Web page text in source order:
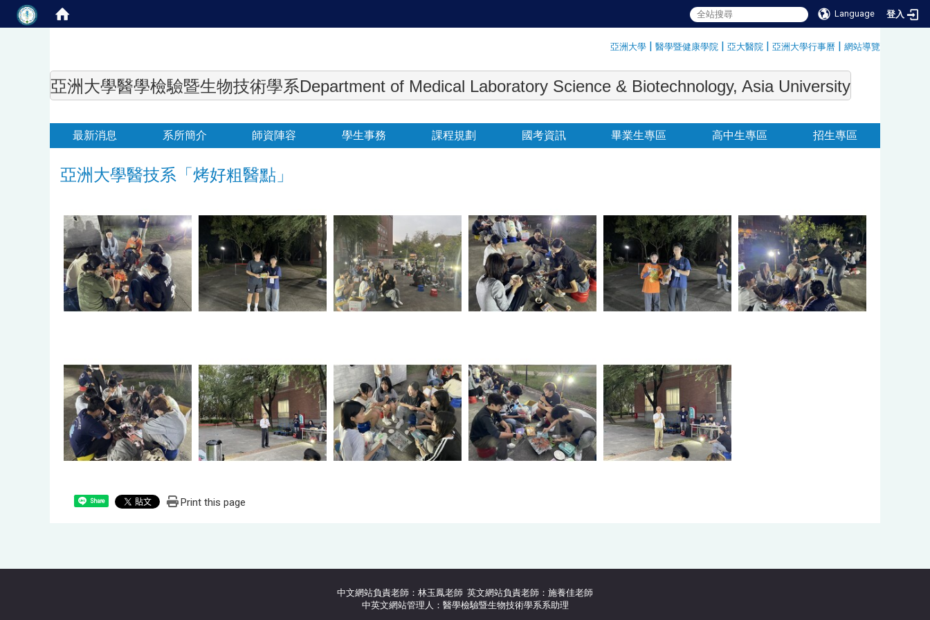
Language 登入
亞洲大學 | 醫學暨健康學院 | 亞大醫院 | 亞洲大學行事曆 | 網站導覽
亞洲大學醫學檢驗暨生物技術學系Department of Medical Laboratory Science & Biotechnology, Asia University
:::
最新消息 系所簡介 師資陣容 學生事務 課程規劃 國考資訊 畢業生專區 高中生專區 招生專區
亞洲大學醫技系「烤好粗醫點」
Share Print this page
中文網站負責老師：林玉鳳老師 英文網站負責老師：施養佳老師
中英文網站管理人：醫學檢驗暨生物技術學系系助理